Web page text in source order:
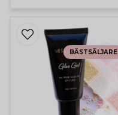
BÄSTSÄLJARE